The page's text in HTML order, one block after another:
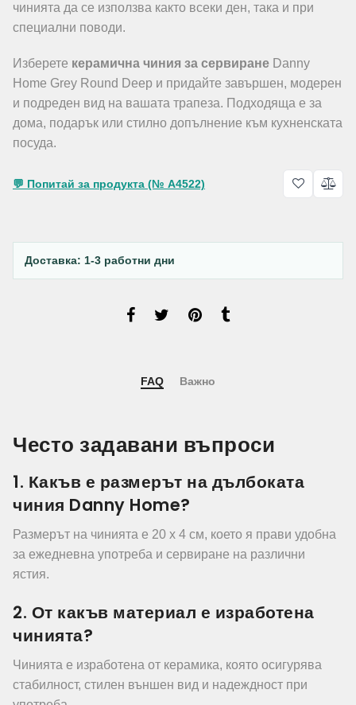
чинията да се използва както всеки ден, така и при
специални поводи.
Изберете керамична чиния за сервиране Danny
Home Grey Round Deep и придайте завършен, модерен
и подреден вид на вашата трапеза. Подходяща е за
дома, подарък или стилно допълнение към кухненската
посуда.
💬 Попитай за продукта (№ A4522)
Доставка: 1-3 работни дни
FAQ Важно
Често задавани въпроси
1. Какъв е размерът на дълбоката
чиния Danny Home?
Размерът на чинията е 20 x 4 см, което я прави удобна
за ежедневна употреба и сервиране на различни
ястия.
2. От какъв материал е изработена
чинията?
Чинията е изработена от керамика, която осигурява
стабилност, стилен външен вид и надеждност при